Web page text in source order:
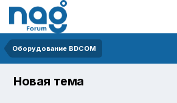
Оборудование BDCOM
Новая тема